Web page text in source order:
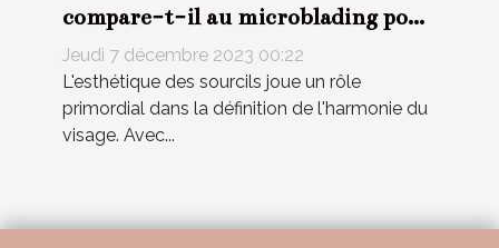
compare-t-il au microblading pour
la beauté des sourcils?
Jeudi 7 décembre 2023 00:22
L'esthétique des sourcils joue un rôle
primordial dans la définition de l'harmonie du
visage. Avec...